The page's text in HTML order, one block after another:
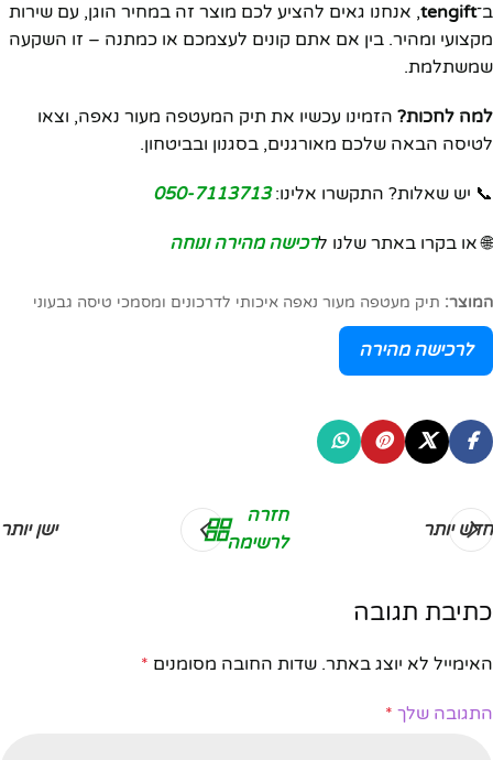
ב־tengift, אנחנו גאים להציע לכם מוצר זה במחיר הוגן, עם שירות
מקצועי ומהיר. בין אם אתם קונים לעצמכם או כמתנה – זו השקעה
שמשתלמת.
למה לחכות? הזמינו עכשיו את תיק המעטפה מעור נאפה, וצאו
לטיסה הבאה שלכם מאורגנים, בסגנון ובביטחון.
📞 יש שאלות? התקשרו אלינו:050-7113713
🌐 או בקרו באתר שלנו לרכישה מהירה ונוחה
המוצר: תיק מעטפה מעור נאפה איכותי לדרכונים ומסמכי טיסה גבעוני
לרכישה מהירה
חדש יותר
חזרה
לרשימה
ישן יותר
כתיבת תגובה
האימייל לא יוצג באתר. שדות החובה מסומנים *
התגובה שלך *